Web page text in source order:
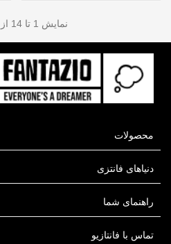
نمایش 1 تا 14 از 14 مورد
محصولات
دنیاهای فانتزی
راهنمای شما
تماس با فانتازیو